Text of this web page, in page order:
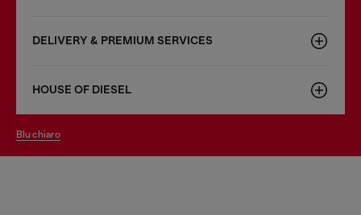
DELIVERY & PREMIUM SERVICES
HOUSE OF DIESEL
blu chiaro